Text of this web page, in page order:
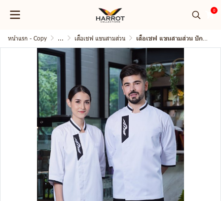
0
หน้าแรก - Copy ... เสื้อเชฟ แขนสามส่วน เสื้อเชฟ แขนสามส่วน ปักลายไทย